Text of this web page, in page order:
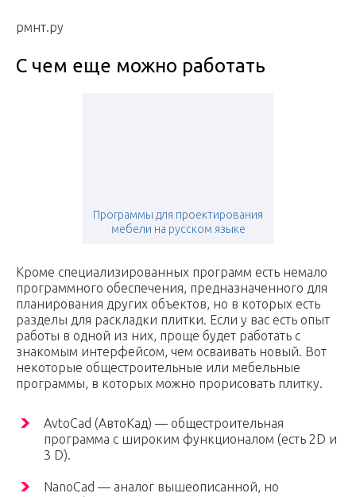
рмнт.ру
С чем еще можно работать
Программы для проектирования
мебели на русском языке
Кроме специализированных программ есть немало
программного обеспечения, предназначенного для
планирования других объектов, но в которых есть
разделы для раскладки плитки. Если у вас есть опыт
работы в одной из них, проще будет работать с
знакомым интерфейсом, чем осваивать новый. Вот
некоторые общестроительные или мебельные
программы, в которых можно прорисовать плитку.
AvtoCad (АвтоКад) — общестроительная
программа с широким функционалом (есть 2D и
3 D).
NanoCad — аналог вышеописанной, но